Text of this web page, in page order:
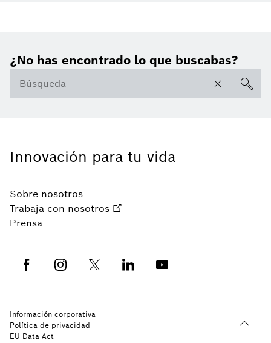
¿No has encontrado lo que buscabas?
Innovación para tu vida
Sobre nosotros
Trabaja con nosotros
Prensa
Información corporativa
Política de privacidad
EU Data Act